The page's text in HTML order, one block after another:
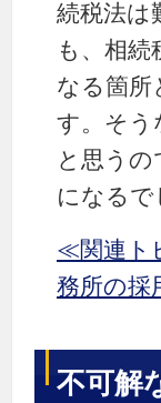
続税法は
も、相
なる箇所
す。そう
と思う
になるで
≪関連ト
務所の採
不可解